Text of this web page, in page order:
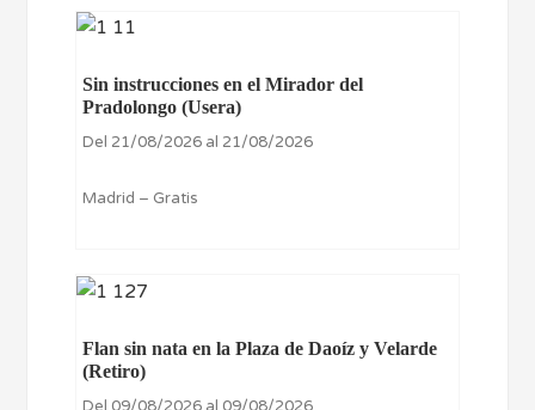
Sin instrucciones en el Mirador del
Pradolongo (Usera)
Del 21/08/2026 al 21/08/2026
Madrid – Gratis
Flan sin nata en la Plaza de Daoíz y Velarde
(Retiro)